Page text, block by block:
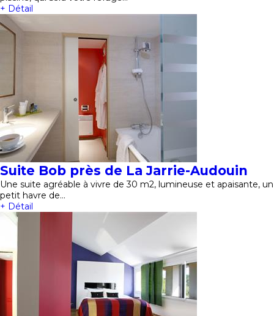
+ Détail
Suite Bob près de La Jarrie-Audouin
Une suite agréable à vivre de 30 m2, lumineuse et apaisante, un
petit havre de…
+ Détail